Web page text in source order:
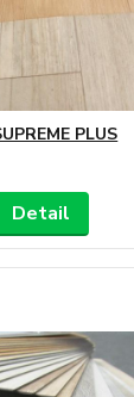
PLUS
Detail